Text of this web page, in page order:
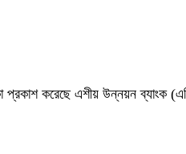
প্রকাশ করেছে এশীয় উন্নয়ন ব্যাংক